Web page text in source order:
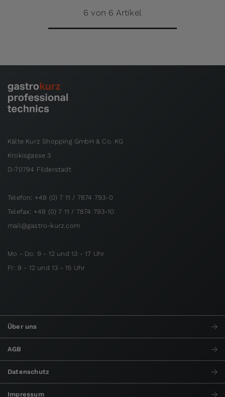
6 von 6 Artikel
Kälte Kurz Shopping GmbH & Co. KG
Krokisgasse 3
D-70794 Filderstadt
Telefon: +49 (0) 7 11 / 7874 793-0
Telefax: +49 (0) 7 11 / 7874 793-10
mail@gastro-kurz.com
Mo - Do: 9 - 12 und 13 - 17 Uhr
Fr: 9 - 12 und 13 - 15 Uhr
Über uns
AGB
Datenschutz
Impressum